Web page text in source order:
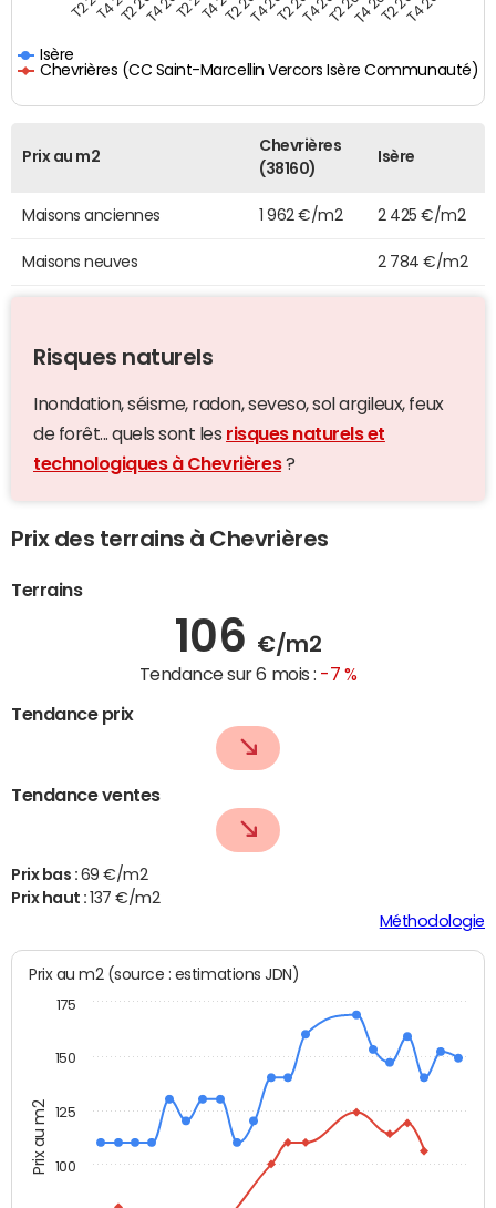
Isère
Chevrières (CC Saint-Marcellin Vercors Isère Communauté)
Prix au m2
Chevrières
(38160)
Isère
Maisons anciennes 1 962 €/m2 2 425 €/m2
Maisons neuves 2 784 €/m2
Risques naturels
Inondation, séisme, radon, seveso, sol argileux, feux
de forêt... quels sont les risques naturels et
technologiques à Chevrières?
Prix des terrains à Chevrières
Terrains
106 €/m2
Tendance sur 6 mois : -7 %
Tendance prix
Tendance ventes
Prix bas : 69 €/m2
Prix haut : 137 €/m2
Méthodologie
Prix au m2
Prix au m2 (source : estimations JDN)
100
125
150
175